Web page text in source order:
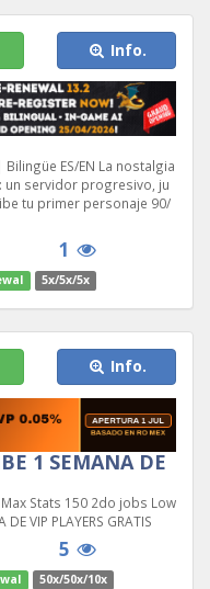
Info.
ES/EN La nostalgia
un servidor progresivo, ju
tu primer personaje 90/
1
5x/5x/5x
Info.
1 SEMANA DE
Stats 150 2do jobs Low
VIP PLAYERS GRATIS
5
50x/50x/10x